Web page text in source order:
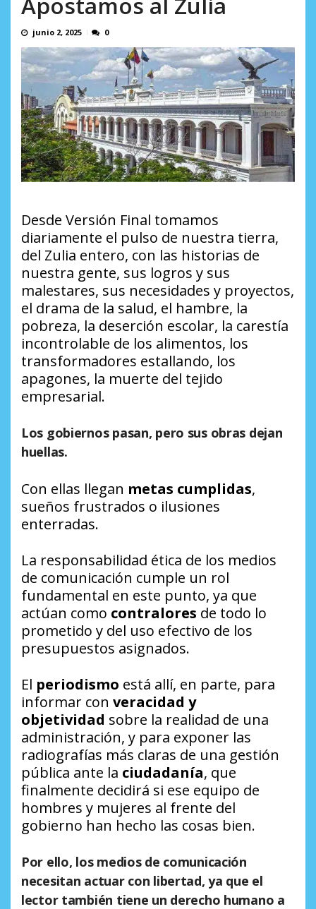
junio 2, 2025 0
Desde Versión Final tomamos
diariamente el pulso de nuestra tierra,
del Zulia entero, con las historias de
nuestra gente, sus logros y sus
malestares, sus necesidades y proyectos,
el drama de la salud, el hambre, la
pobreza, la deserción escolar, la carestía
incontrolable de los alimentos, los
transformadores estallando, los
apagones, la muerte del tejido
empresarial.
Los gobiernos pasan, pero sus obras dejan
huellas.
Con ellas llegan metas cumplidas,
sueños frustrados o ilusiones
enterradas.
La responsabilidad ética de los medios
de comunicación cumple un rol
fundamental en este punto, ya que
actúan como contralores de todo lo
prometido y del uso efectivo de los
presupuestos asignados.
El periodismo está allí, en parte, para
informar con veracidad y
objetividad sobre la realidad de una
administración, y para exponer las
radiografías más claras de una gestión
pública ante la ciudadanía, que
finalmente decidirá si ese equipo de
hombres y mujeres al frente del
gobierno han hecho las cosas bien.
Por ello, los medios de comunicación
necesitan actuar con libertad, ya que el
lector también tiene un derecho humano a